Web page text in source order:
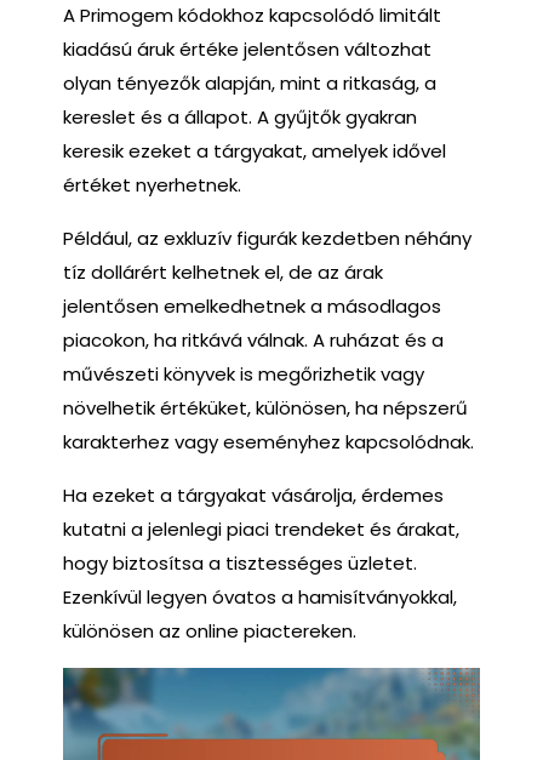
A Primogem kódokhoz kapcsolódó limitált
kiadású áruk értéke jelentősen változhat
olyan tényezők alapján, mint a ritkaság, a
kereslet és a állapot. A gyűjtők gyakran
keresik ezeket a tárgyakat, amelyek idővel
értéket nyerhetnek.
Például, az exkluzív figurák kezdetben néhány
tíz dollárért kelhetnek el, de az árak
jelentősen emelkedhetnek a másodlagos
piacokon, ha ritkává válnak. A ruházat és a
művészeti könyvek is megőrizhetik vagy
növelhetik értéküket, különösen, ha népszerű
karakterhez vagy eseményhez kapcsolódnak.
Ha ezeket a tárgyakat vásárolja, érdemes
kutatni a jelenlegi piaci trendeket és árakat,
hogy biztosítsa a tisztességes üzletet.
Ezenkívül legyen óvatos a hamisítványokkal,
különösen az online piactereken.